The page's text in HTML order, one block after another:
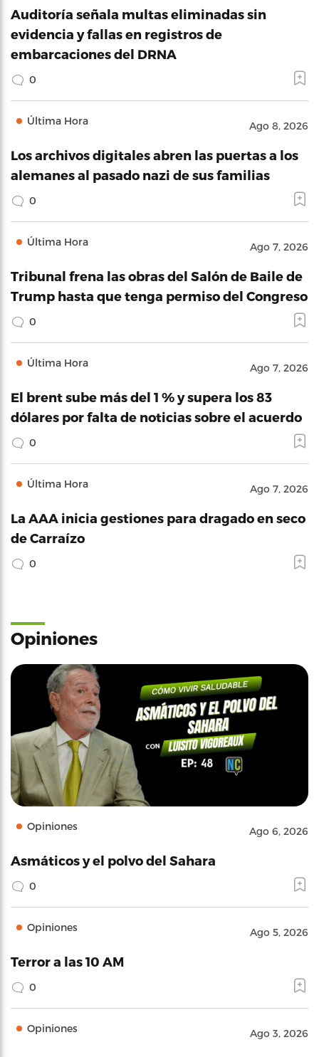
Auditoría señala multas eliminadas sin
evidencia y fallas en registros de
embarcaciones del DRNA
0
Última Hora Ago 8, 2026
Los archivos digitales abren las puertas a los
alemanes al pasado nazi de sus familias
0
Última Hora Ago 7, 2026
Tribunal frena las obras del Salón de Baile de
Trump hasta que tenga permiso del Congreso
0
Última Hora Ago 7, 2026
El brent sube más del 1 % y supera los 83
dólares por falta de noticias sobre el acuerdo
0
Última Hora Ago 7, 2026
La AAA inicia gestiones para dragado en seco
de Carraízo
0
Opiniones
Opiniones Ago 6, 2026
Asmáticos y el polvo del Sahara
0
Opiniones Ago 5, 2026
Terror a las 10 AM
0
Opiniones Ago 3, 2026